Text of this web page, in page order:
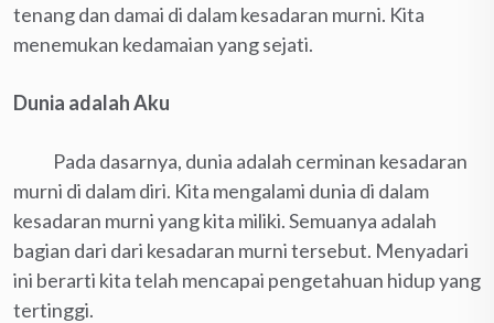
tenang dan damai di dalam kesadaran murni. Kita
menemukan kedamaian yang sejati.
Dunia adalah Aku
Pada dasarnya, dunia adalah cerminan kesadaran
murni di dalam diri. Kita mengalami dunia di dalam
kesadaran murni yang kita miliki. Semuanya adalah
bagian dari dari kesadaran murni tersebut. Menyadari
ini berarti kita telah mencapai pengetahuan hidup yang
tertinggi.